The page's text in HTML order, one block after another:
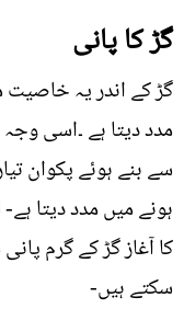
گڑ کا پانی
گڑ کے اندر یہ
مدد دیتا ہے ۔اسی
سے بنے ہوئے پکوان
ہونے میں مدد دیتا
کا آغاز گڑ کے گرم
سکتے ہیں-